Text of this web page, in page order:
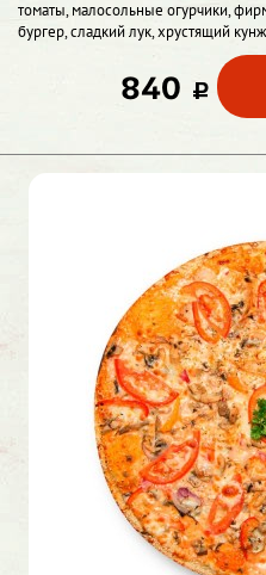
томаты, малосольные огурчики,
бургер, сладкий лук, хрустящий
840 c